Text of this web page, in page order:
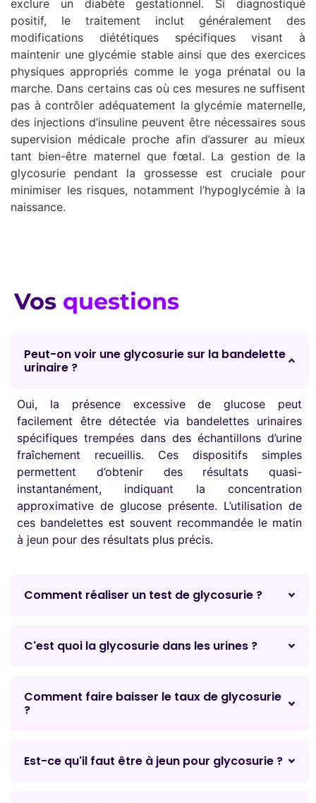
exclure un diabète gestationnel. Si diagnostiqué
positif, le traitement inclut généralement des
modifications diététiques spécifiques visant à
maintenir une glycémie stable ainsi que des exercices
physiques appropriés comme le yoga prénatal ou la
marche. Dans certains cas où ces mesures ne suffisent
pas à contrôler adéquatement la glycémie maternelle,
des injections d’insuline peuvent être nécessaires sous
supervision médicale proche afin d’assurer au mieux
tant bien-être maternel que fœtal. La gestion de la
glycosurie pendant la grossesse est cruciale pour
minimiser les risques, notamment l’hypoglycémie à la
naissance.
Vos questions
Peut-on voir une glycosurie sur la bandelette
urinaire ?
Oui, la présence excessive de glucose peut
facilement être détectée via bandelettes urinaires
spécifiques trempées dans des échantillons d’urine
fraîchement recueillis. Ces dispositifs simples
permettent d’obtenir des résultats quasi-
instantanément, indiquant la concentration
approximative de glucose présente. L’utilisation de
ces bandelettes est souvent recommandée le matin
à jeun pour des résultats plus précis.
Comment réaliser un test de glycosurie ?
C'est quoi la glycosurie dans les urines ?
Comment faire baisser le taux de glycosurie
?
Est-ce qu'il faut être à jeun pour glycosurie ?